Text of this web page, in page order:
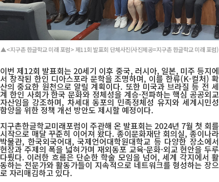
▲<지구촌 한글학교 미래 포럼> 제11회 발표회 단체사진(사진제공=지구촌 한글학교 미래 포럼)
이번 제12회 발표회는 20세기 이후 중국, 러시아, 일본, 미주 등지에
서 창작된 한인 디아스포라 문학을 조명하며, 이를 한류(K-컬처) 확
산의 중요한 원천으로 알릴 계획이다. 또한 미국과 브라질 등 전 세
계 한인 사회가 한국 문화와 정체성을 계승·전파하는 핵심 공공외교
자산임을 강조하며, 차세대 동포의 민족정체성 유지와 세계시민성
함양을 위한 정책 개선 방안도 제시할 예정이다.
지구촌한글학교미래포럼이 주관해 온 발표회는 2024년 7월 첫 회를
시작으로 매달 꾸준히 이어져 왔다. 종이문화재단 회의실, 종이나라
박물관, 한국외국어대, 국제언어대학원대학교 등 다양한 장소에서
현장과 주제의 폭을 넓혀가며 재외동포 교육·문화·외교 현안을 두루
다뤘다. 이러한 흐름은 단순한 학술 모임을 넘어, 세계 각지에서 활
동하는 전문가와 활동가들이 지속적으로 네트워크를 형성하는 장으
로 자리매김하고 있다.